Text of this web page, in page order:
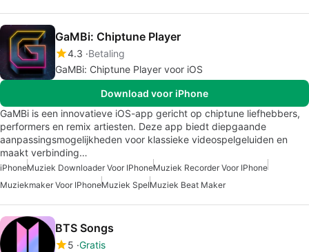
GaMBi: Chiptune Player
4.3 Betaling
GaMBi: Chiptune Player voor iOS
Download voor iPhone
GaMBi is een innovatieve iOS-app gericht op chiptune liefhebbers,
performers en remix artiesten. Deze app biedt diepgaande
aanpassingsmogelijkheden voor klassieke videospelgeluiden en
maakt verbinding…
iPhoneMuziek Downloader Voor IPhoneMuziek Recorder Voor IPhone
Muziekmaker Voor IPhoneMuziek SpelMuziek Beat Maker
BTS Songs
5 Gratis